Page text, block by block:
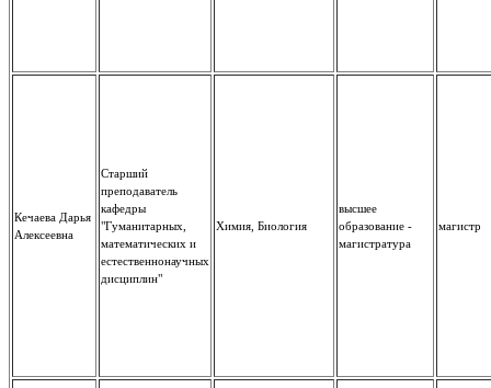
Кечаева Дарья
Алексеевна
Старший
преподаватель
кафедры
"Гуманитарных,
математических и
естественнонаучных
дисциплин"
Химия, Биология
высшее
образование -
магистратура
магистр